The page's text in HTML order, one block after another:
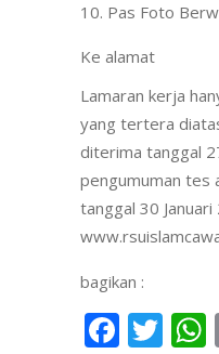
Pas Foto
Ke alamat
Lamaran kerja
yang tertera
diterima tanggal
pengumuman tes
tanggal 30
bagikan :